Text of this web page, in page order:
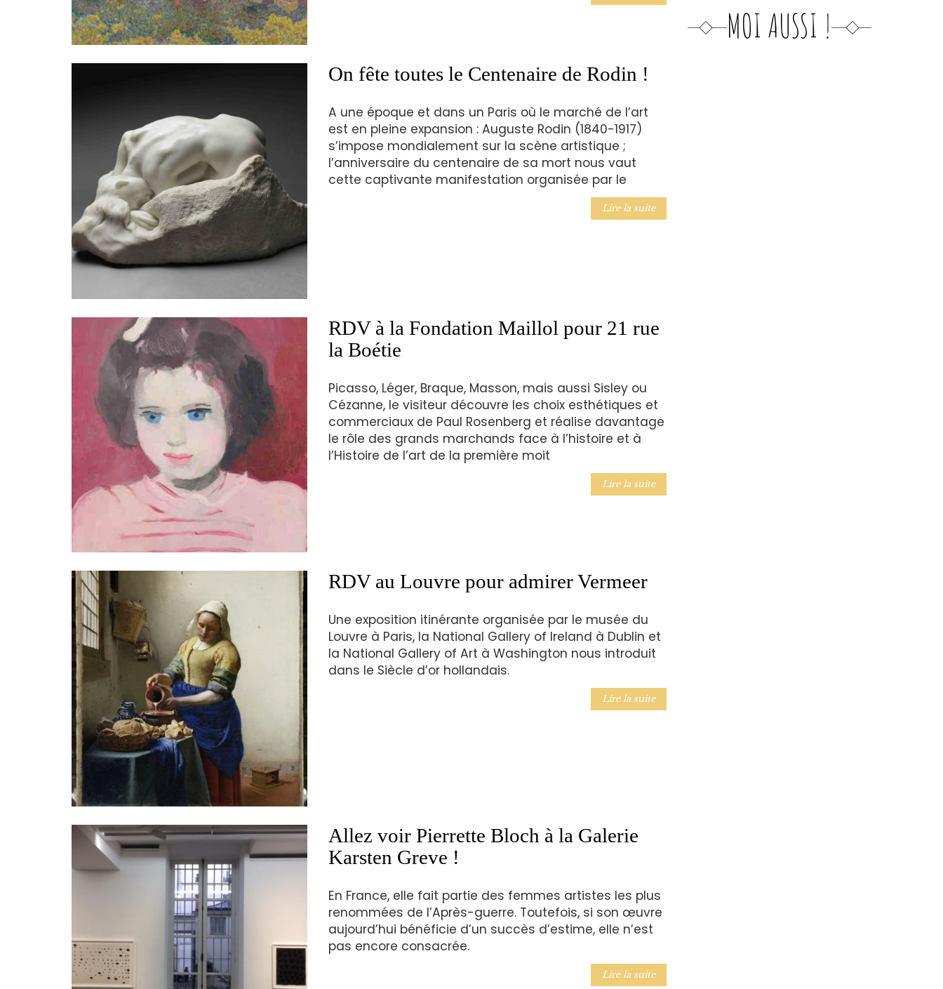
On fête toutes le Centenaire de Rodin !
A une époque et dans un Paris où le marché de l’art
est en pleine expansion : Auguste Rodin (1840-1917)
s’impose mondialement sur la scène artistique ;
l’anniversaire du centenaire de sa mort nous vaut
cette captivante manifestation organisée par le
Lire la suite
RDV à la Fondation Maillol pour 21 rue
la Boétie
Picasso, Léger, Braque, Masson, mais aussi Sisley ou
Cézanne, le visiteur découvre les choix esthétiques et
commerciaux de Paul Rosenberg et réalise davantage
le rôle des grands marchands face à l’histoire et à
l’Histoire de l’art de la première moit
Lire la suite
RDV au Louvre pour admirer Vermeer
Une exposition itinérante organisée par le musée du
Louvre à Paris, la National Gallery of Ireland à Dublin et
la National Gallery of Art à Washington nous introduit
dans le Siècle d’or hollandais.
Lire la suite
Allez voir Pierrette Bloch à la Galerie
Karsten Greve !
En France, elle fait partie des femmes artistes les plus
renommées de l’Après-guerre. Toutefois, si son œuvre
aujourd’hui bénéficie d’un succès d’estime, elle n’est
pas encore consacrée.
Lire la suite
MOI AUSSI !